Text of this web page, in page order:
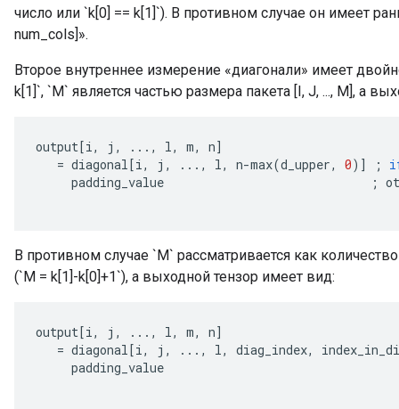
число или `k[0] == k[1]`). В противном случае он имеет
num_cols]».
Второе внутреннее измерение «диагонали» имеет
k[1]`, `M` является частью размера пакета [I, J, ..., M], а
output[i, j , ..., l, m, n]
= diagonal[i, j , ..., l, n-max(d_upper, 0) ] ;
padding_value
;
В противном случае `M` рассматривается как
(`M = k[1]-k[0]+1`), а выходной тензор имеет вид:
output[i, j , ..., l, m, n]
= diagonal[i, j , ..., l, diag_index,
padding_value